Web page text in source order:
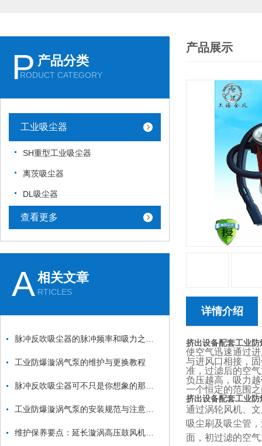
P 产品分类
RODUCT CATEGORY
工业吸尘器
SH重型工业吸尘器
离茨吸尘器
DL吸尘器
查看更多
A相关文章
RTICLES
工业防爆漩涡气泵的维护与更换教程
产品展示
详情介绍
挤出设备配套工业防
使空气迅速通过
与进风口相接，
准，过滤后的空
负压越高，吸力
一个恒定的范围
挤出设备配套工业防
通过涡轮风机、
吸尘刷及吸尘管
面，初过滤的空